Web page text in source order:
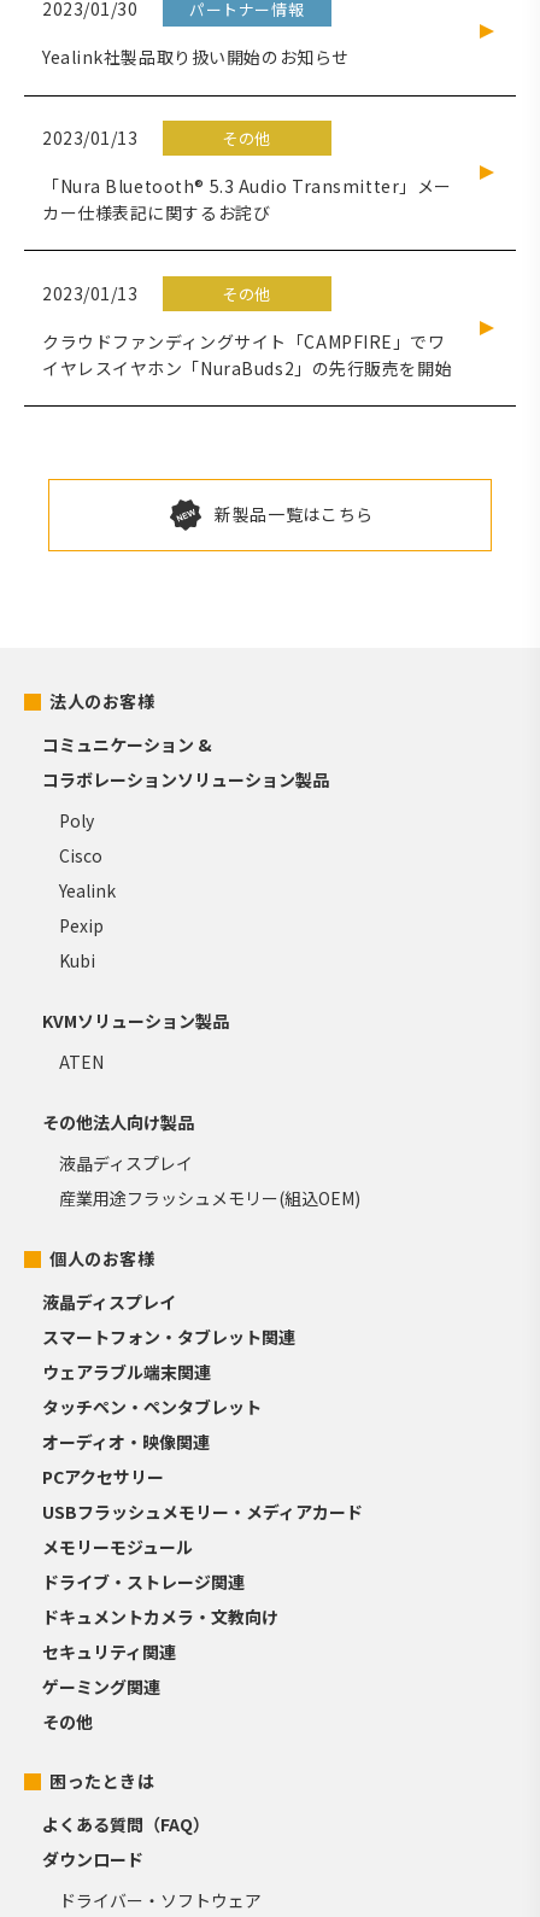
2023/01/30 パートナー情報
Yealink社製品取り扱い開始のお知らせ
2023/01/13 その他
「Nura Bluetooth® 5.3 Audio Transmitter」メー
カー仕様表記に関するお詫び
2023/01/13 その他
クラウドファンディングサイト「CAMPFIRE」でワ
イヤレスイヤホン「NuraBuds2」の先行販売を開始
新製品一覧はこちら
法人のお客様
コミュニケーション &
コラボレーションソリューション製品
Poly
Cisco
Yealink
Pexip
Kubi
KVMソリューション製品
ATEN
その他法人向け製品
液晶ディスプレイ
産業用途フラッシュメモリー(組込OEM)
個人のお客様
液晶ディスプレイ
スマートフォン・タブレット関連
ウェアラブル端末関連
タッチペン・ペンタブレット
オーディオ・映像関連
PCアクセサリー
USBフラッシュメモリー・メディアカード
メモリーモジュール
ドライブ・ストレージ関連
ドキュメントカメラ・文教向け
セキュリティ関連
ゲーミング関連
その他
困ったときは
よくある質問（FAQ）
ダウンロード
ドライバー・ソフトウェア